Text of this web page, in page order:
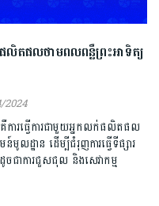
តផលថាមពលពន្លឺព្រះអាទិត្យ
2024
ារធ្វើការជាមួយអ្នកលក់ផលិតផល
លដ្ឋាន ដើម្បីជំរុញការធ្វើទីផ្សារ
ចជាការជួសជុល និងសេវាកម្ម